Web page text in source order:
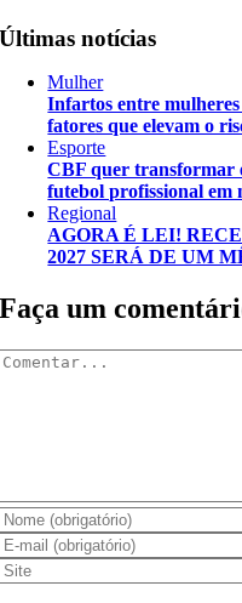
Últimas notícias
Mulher
Infartos entre
fatores que elevam o
Esporte
CBF quer transformar
futebol profissional em
Regional
AGORA É LEI!
2027 SERÁ DE UM
Faça um